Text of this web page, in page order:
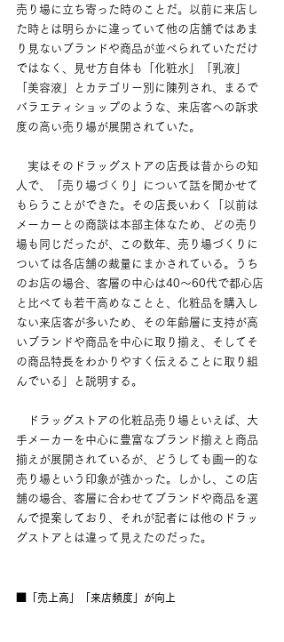
売り場に立ち寄った時のことだ。以前に来店し
た時とは明らかに違っていて他の店舗ではあま
り見ないブランドや商品が並べられていただけ
ではなく、見せ方自体も「化粧水」「乳液」
「美容液」とカテゴリー別に陳列され、まるで
バラエティショップのような、来店客への訴求
度の高い売り場が展開されていた。
実はそのドラッグストアの店長は昔からの知
人で、「売り場づくり」について話を聞かせて
もらうことができた。その店長いわく「以前は
メーカーとの商談は本部主体なため、どの売り
場も同じだったが、この数年、売り場づくりに
ついては各店舗の裁量にまかされている。うち
のお店の場合、客層の中心は40～60代で都心店
と比べても若干高めなことと、化粧品を購入し
ない来店客が多いため、その年齢層に支持が高
いブランドや商品を中心に取り揃え、そしてそ
の商品特長をわかりやすく伝えることに取り組
んでいる」と説明する。
ドラッグストアの化粧品売り場といえば、大
手メーカーを中心に豊富なブランド揃えと商品
揃えが展開されているが、どうしても画一的な
売り場という印象が強かった。しかし、この店
舗の場合、客層に合わせてブランドや商品を選
んで提案しており、それが記者には他のドラッ
グストアとは違って見えたのだった。
■「売上高」「来店頻度」が向上